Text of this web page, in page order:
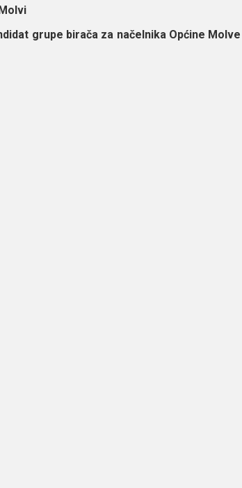
grupe birača za načelnika Općine